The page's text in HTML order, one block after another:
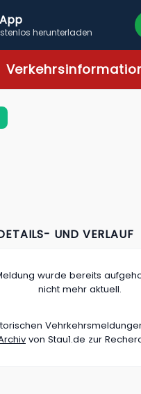
herunterladen
UND VERLAUF
wurde bereits
nicht mehr aktuell.
von Stau1.de zur